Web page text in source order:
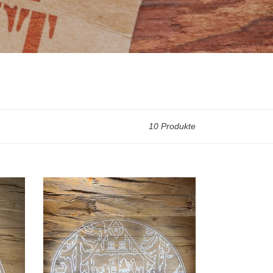
10 Produkte
Schwibbogen
aus
Acrylglas
XL
-
Klassisch
Waldhaus